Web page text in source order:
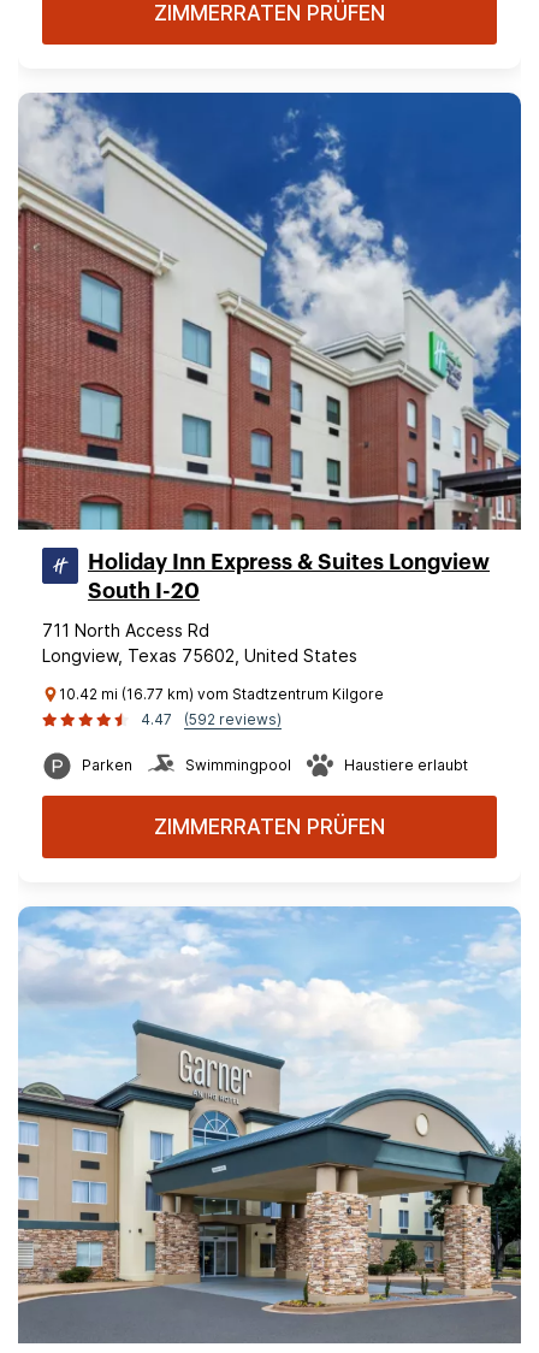
ZIMMERRATEN PRÜFEN
Holiday Inn Express & Suites Longview
South I-20
711 North Access Rd
Longview, Texas 75602, United States
10.42 mi (16.77 km) vom Stadtzentrum Kilgore
4.47
(592 reviews)
Parken Swimmingpool Haustiere erlaubt
ZIMMERRATEN PRÜFEN